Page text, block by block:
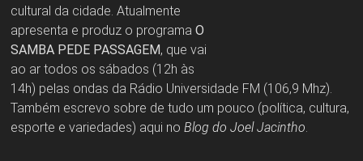
cultural da cidade. Atualmente
apresenta e produz o programa O
SAMBA PEDE PASSAGEM, que vai
ao ar todos os sábados (12h às
14h) pelas ondas da Rádio Universidade FM (106,9 Mhz).
Também escrevo sobre de tudo um pouco (política, cultura,
esporte e variedades) aqui no Blog do Joel Jacintho